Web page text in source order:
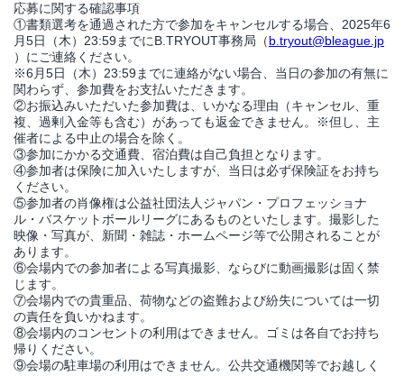
応募に関する確認事項
①書類選考を通過された方で参加をキャンセルする場合、2025年6
月5日（木）23:59までにB.TRYOUT事務局（b.tryout@bleague.jp
）にご連絡ください。
※6月5日（木）23:59までに連絡がない場合、当日の参加の有無に
関わらず、参加費をお支払いただきます。
②お振込みいただいた参加費は、いかなる理由（キャンセル、重
複、過剰入金等も含む）があっても返金できません。※但し、主
催者による中止の場合を除く。
③参加にかかる交通費、宿泊費は自己負担となります。
④参加者は保険に加入いたしますが、当日は必ず保険証をお持ち
ください。
⑤参加者の肖像権は公益社団法人ジャパン・プロフェッショナ
ル・バスケットボールリーグにあるものといたします。撮影した
映像・写真が、新聞・雑誌・ホームページ等で公開されることが
あります。
⑥会場内での参加者による写真撮影、ならびに動画撮影は固く禁
じます。
⑦会場内での貴重品、荷物などの盗難および紛失については一切
の責任を負いかねます。
⑧会場内のコンセントの利用はできません。ゴミは各自でお持ち
帰りください。
⑨会場の駐車場の利用はできません。公共交通機関等でお越しく